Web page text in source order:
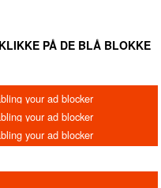
PÅ DE BLÅ BLOKKE